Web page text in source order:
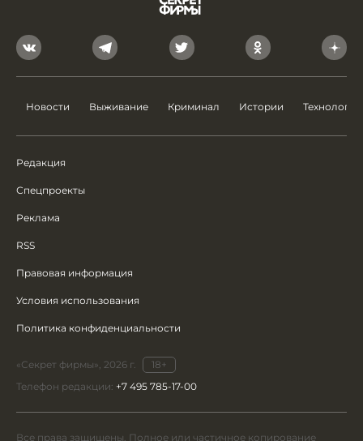
Новости Выживание Криминал Истории Технологии
Редакция
Спецпроекты
Реклама
RSS
Правовая информация
Условия использования
Политика конфиденциальности
«Секрет фирмы», 2026 г.
18+
Телефон редакции: +7 495 785-17-00
Все права защищены. Полное или частичное копирование